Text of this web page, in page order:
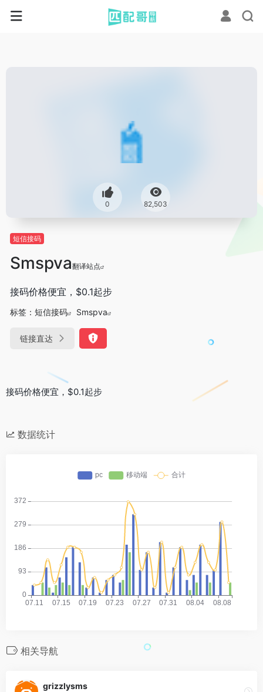
0 82,503
短信接码
Smspva翻译站点
接码价格便宜，$0.1起步
标签： 短信接码 Smspva
链接直达
接码价格便宜，$0.1起步
数据统计
相关导航
grizzlysms